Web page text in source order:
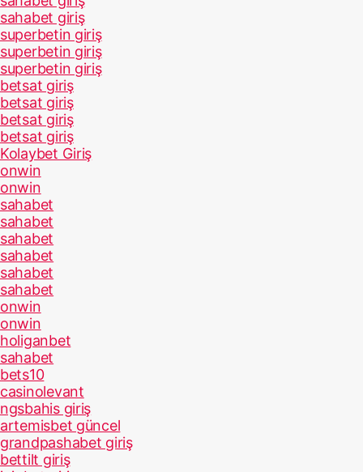
sahabet giriş
superbetin giriş
superbetin giriş
superbetin giriş
betsat giriş
betsat giriş
betsat giriş
betsat giriş
Kolaybet Giriş
onwin
onwin
sahabet
sahabet
sahabet
sahabet
sahabet
sahabet
onwin
onwin
holiganbet
sahabet
bets10
casinolevant
ngsbahis giriş
artemisbet güncel
grandpashabet giriş
bettilt giriş